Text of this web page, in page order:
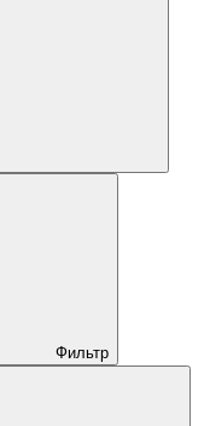
Фильтр